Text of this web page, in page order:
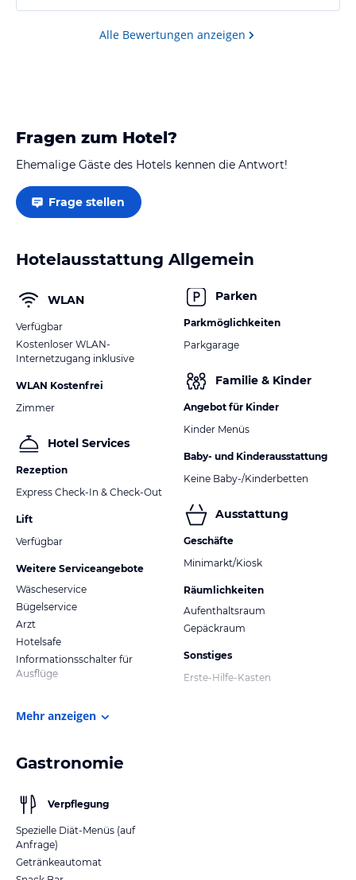
einem Tisch. Wir sind mit Menschen in ganz
interessante Gespräche gekommen, die wir sonst nie
Alle Bewertungen anzeigen
Fragen zum Hotel?
Ehemalige Gäste des Hotels kennen die Antwort!
Frage stellen
Hotelausstattung Allgemein
WLAN
Verfügbar
Kostenloser WLAN-
Internetzugang inklusive
WLAN Kostenfrei
Zimmer
Hotel Services
Rezeption
Express Check-In & Check-Out
Lift
Verfügbar
Weitere Serviceangebote
Wäscheservice
Bügelservice
Arzt
Hotelsafe
Informationsschalter für
Ausflüge
Parken
Parkmöglichkeiten
Parkgarage
Familie & Kinder
Angebot für Kinder
Kinder Menüs
Baby- und Kinderausstattung
Keine Baby-/Kinderbetten
Ausstattung
Geschäfte
Minimarkt/Kiosk
Räumlichkeiten
Aufenthaltsraum
Gepäckraum
Sonstiges
Erste-Hilfe-Kasten
Mehr anzeigen
Gastronomie
Verpflegung
Spezielle Diät-Menüs (auf
Anfrage)
Getränkeautomat